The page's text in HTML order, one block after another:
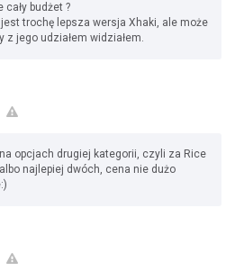
budżet ?
trochę lepsza wersja Xhaki, ale może
z jego udziałem widziałem.
opcjach drugiej kategorii, czyli za Rice
najlepiej dwóch, cena nie dużo